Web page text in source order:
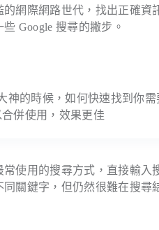
網際網路世代，找出正確
Google 搜尋的撇步。
神的時候，如何快速找到你
併使用，效果更佳
使用的搜尋方式，直接輸
關鍵字，但仍然很難在搜尋